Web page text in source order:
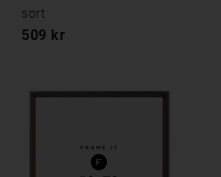
sort
509 kr